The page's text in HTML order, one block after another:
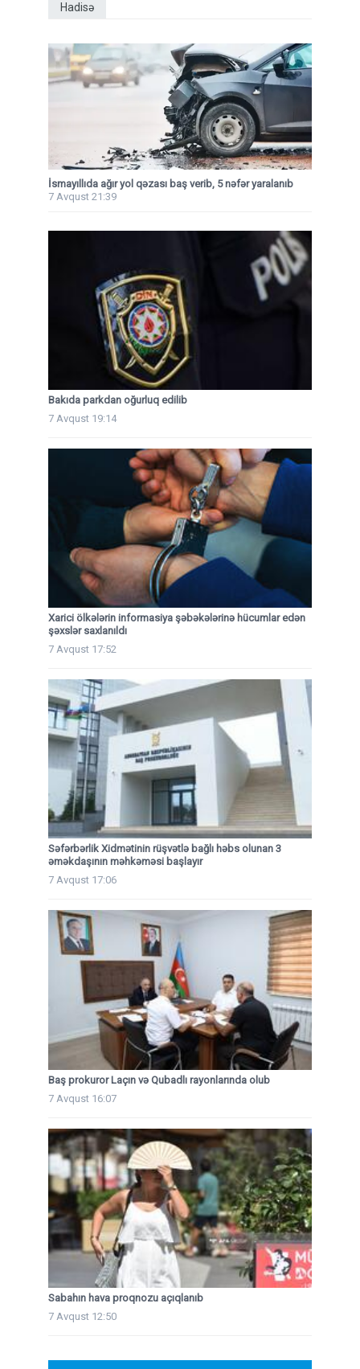
Hadisə
İsmayıllıda ağır yol qəzası baş verib, 5 nəfər yaralanıb
7 Avqust 21:39
Bakıda parkdan oğurluq edilib
7 Avqust 19:14
Xarici ölkələrin informasiya şəbəkələrinə hücumlar edən
şəxslər saxlanıldı
7 Avqust 17:52
Səfərbərlik Xidmətinin rüşvətlə bağlı həbs olunan 3
əməkdaşının məhkəməsi başlayır
7 Avqust 17:06
Baş prokuror Laçın və Qubadlı rayonlarında olub
7 Avqust 16:07
Sabahın hava proqnozu açıqlanıb
7 Avqust 12:50